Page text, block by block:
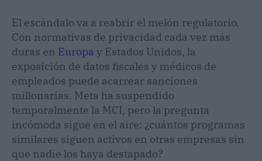
El escándalo va a reabrir el melón regulatorio.
Con normativas de privacidad cada vez más
duras en Europa y Estados Unidos, la
exposición de datos fiscales y médicos de
empleados puede acarrear sanciones
millonarias. Meta ha suspendido
temporalmente la MCI, pero la pregunta
incómoda sigue en el aire: ¿cuántos programas
similares siguen activos en otras empresas sin
que nadie los haya destapado?